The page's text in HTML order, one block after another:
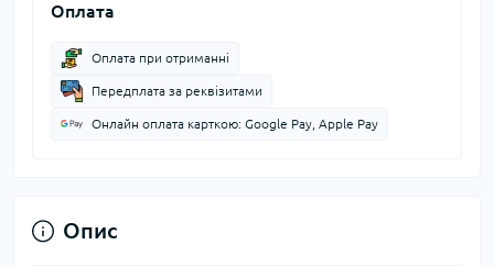
Оплата
Оплата при отриманні
Передплата за реквізитами
Онлайн оплата карткою: Google Pay, Apple Pay
Опис